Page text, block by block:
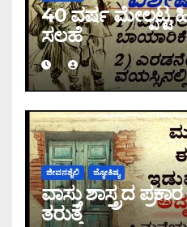
40 ವರ್ಷ
ಸಲಹೆ
ಜೀವನಶೈಲಿ ಜ್ಯೋತಿಷ್ಯ
ವಾಸ್ತು ಶಾಸ್ತ್ರದ
ತರುತ್ತೆ